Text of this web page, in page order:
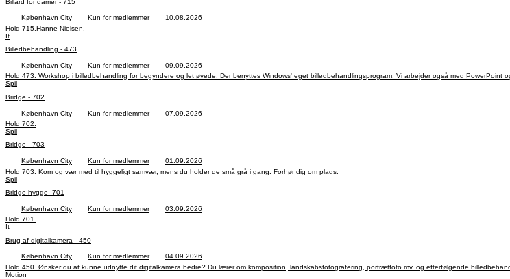
København City Kun for medlemmer
10.08.2026
Hold 715.Hanne Nielsen.
It
Billedbehandling - 473
København City Kun for medlemmer
09.09.2026
Hold 473. Workshop i billedbehandling for begyndere og let øvede. Der benyttes Windows' eget billedbehandlingsprogram. Vi arbejder også med PowerPoint
Spil
Bridge - 702
København City Kun for medlemmer
07.09.2026
Hold 702.
Spil
Bridge - 703
København City Kun for medlemmer
01.09.2026
Hold 703. Kom og vær med til hyggeligt samvær, mens du holder de små grå i gang. Forhør dig om plads.
Spil
Bridge hygge -701
København City Kun for medlemmer
03.09.2026
Hold 701.
It
Brug af digitalkamera - 450
København City Kun for medlemmer
04.09.2026
Hold 450. Ønsker du at kunne udnytte dit digitalkamera bedre? Du lærer om komposition, landskabsfotografering, portrætfoto mv. og efterfølgende
Motion